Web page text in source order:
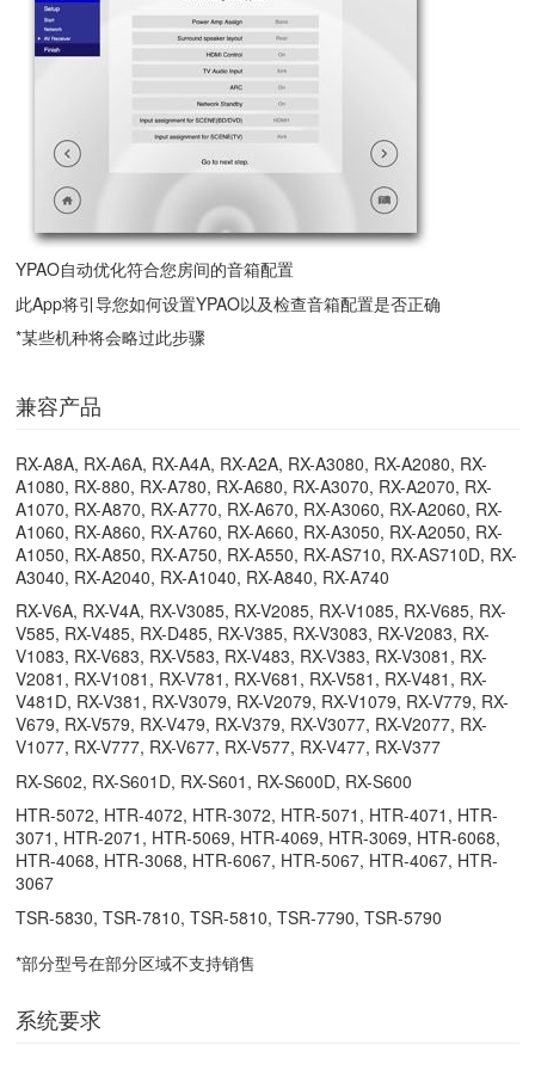
YPAO自动优化符合您房间的音箱配置
此App将引导您如何设置YPAO以及检查音箱配置是否正确
*某些机种将会略过此步骤
兼容产品
RX-A8A, RX-A6A, RX-A4A, RX-A2A, RX-A3080, RX-A2080, RX-
A1080, RX-880, RX-A780, RX-A680, RX-A3070, RX-A2070, RX-
A1070, RX-A870, RX-A770, RX-A670, RX-A3060, RX-A2060, RX-
A1060, RX-A860, RX-A760, RX-A660, RX-A3050, RX-A2050, RX-
A1050, RX-A850, RX-A750, RX-A550, RX-AS710, RX-AS710D, RX-
A3040, RX-A2040, RX-A1040, RX-A840, RX-A740
RX-V6A, RX-V4A, RX-V3085, RX-V2085, RX-V1085, RX-V685, RX-
V585, RX-V485, RX-D485, RX-V385, RX-V3083, RX-V2083, RX-
V1083, RX-V683, RX-V583, RX-V483, RX-V383, RX-V3081, RX-
V2081, RX-V1081, RX-V781, RX-V681, RX-V581, RX-V481, RX-
V481D, RX-V381, RX-V3079, RX-V2079, RX-V1079, RX-V779, RX-
V679, RX-V579, RX-V479, RX-V379, RX-V3077, RX-V2077, RX-
V1077, RX-V777, RX-V677, RX-V577, RX-V477, RX-V377
RX-S602, RX-S601D, RX-S601, RX-S600D, RX-S600
HTR-5072, HTR-4072, HTR-3072, HTR-5071, HTR-4071, HTR-
3071, HTR-2071, HTR-5069, HTR-4069, HTR-3069, HTR-6068,
HTR-4068, HTR-3068, HTR-6067, HTR-5067, HTR-4067, HTR-
3067
TSR-5830, TSR-7810, TSR-5810, TSR-7790, TSR-5790
*部分型号在部分区域不支持销售
系统要求